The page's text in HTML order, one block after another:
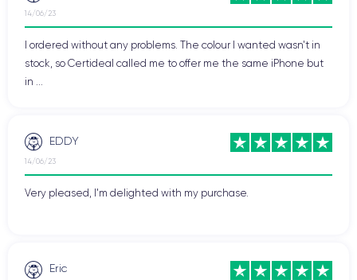
14/06/23
I ordered without any problems. The colour I wanted wasn't in
stock, so Certideal called me to offer me the same iPhone but
in ...
EDDY
14/06/23
Very pleased, I'm delighted with my purchase.
Eric